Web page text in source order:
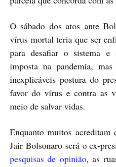
O sábado dos atos ante
vírus mortal teria que ser
para desafiar o sistema e
imposta na pandemia,
inexplicáveis postura do
favor do vírus e contra as
meio de salvar vidas.
Enquanto muitos
Jair Bolsonaro será o ex-
pesquisas de opinião, as